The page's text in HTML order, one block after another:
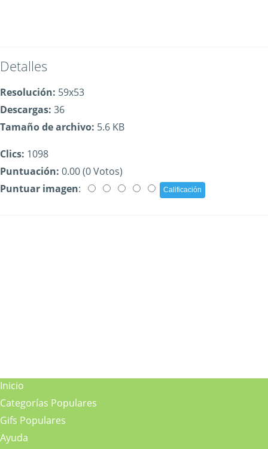
Detalles
Resolución: 59x53
Descargas: 36
Tamaño de archivo: 5.6 KB
Clics: 1098
Puntuación: 0.00 (0 Votos)
Puntuar imagen:
Inicio
Categorías Populares
Gifs Populares
Ayuda